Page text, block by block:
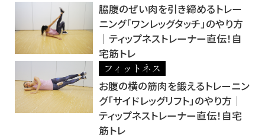
脇腹のぜい肉を引き締めるトレー
ニング「ワンレッグタッチ」のやり方
│ティップネストレーナー直伝！自
宅筋トレ
フィットネス
お腹の横の筋肉を鍛えるトレーニン
グ「サイドレッグリフト」のやり方│
ティップネストレーナー直伝！自宅
筋トレ